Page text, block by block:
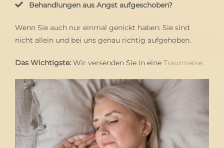
Behandlungen aus Angst aufgeschoben?
Wenn Sie auch nur einmal genickt haben: Sie sind
nicht allein und bei uns genau richtig aufgehoben.
Das Wichtigste:Wir versenden Sie in eine Traumreise.